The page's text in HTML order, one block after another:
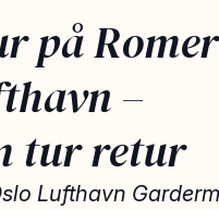
på
–
tur retur
Lufthavn